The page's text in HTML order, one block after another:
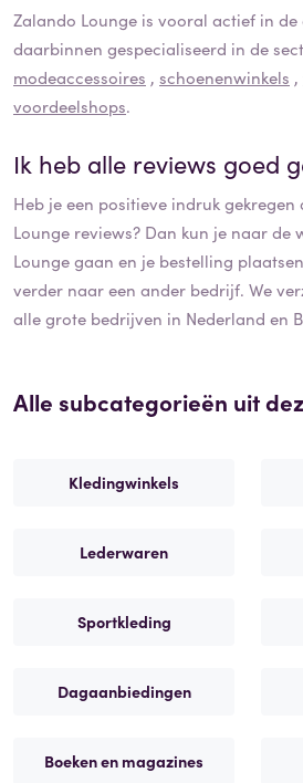
Zalando Lounge is vooral actief in
daarbinnen gespecialiseerd in de
modeaccessoires , schoenenwinkels ,
voordeelshops.
Ik heb alle reviews goed
Heb je een positieve indruk gekregen
Lounge reviews? Dan kun je naar de
Loungegaan en je bestelling
verder naar een ander bedrijf. We
alle grote bedrijven in Nederland en
Alle subcategorieën uit
Kledingwinkels
Lederwaren
Sportkleding
Dagaanbiedingen
Boeken en magazines